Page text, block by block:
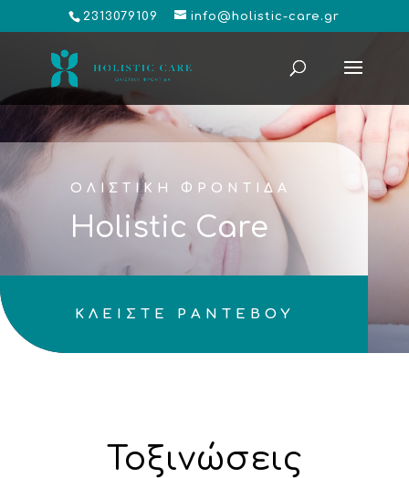
2313079109 info@holistic-care.gr
ΟΛΙΣΤΙΚΗ ΦΡΟΝΤΙΔΑ
Holistic Care
ΚΛΕΙΣΤΕ ΡΑΝΤΕΒΟΥ
Τοξινώσεις